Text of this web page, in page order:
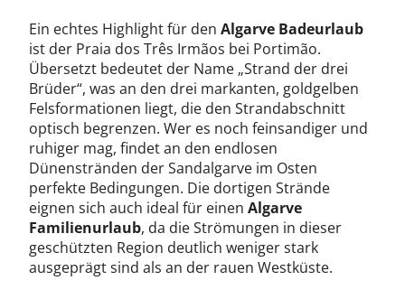
Ein echtes Highlight für den Algarve Badeurlaub
ist der Praia dos Três Irmãos bei Portimão.
Übersetzt bedeutet der Name „Strand der drei
Brüder“, was an den drei markanten, goldgelben
Felsformationen liegt, die den Strandabschnitt
optisch begrenzen. Wer es noch feinsandiger und
ruhiger mag, findet an den endlosen
Dünenstränden der Sandalgarve im Osten
perfekte Bedingungen. Die dortigen Strände
eignen sich auch ideal für einen Algarve
Familienurlaub, da die Strömungen in dieser
geschützten Region deutlich weniger stark
ausgeprägt sind als an der rauen Westküste.